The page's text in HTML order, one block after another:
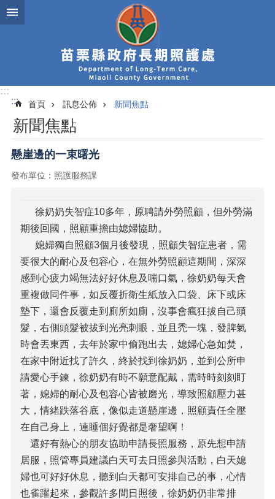
跳到主要內容區塊
:::
:::
首頁 訊息公佈 新聞焦點
新聞焦點
懸崖邊的一束曙光
發布單位：照護服務課
徐奶奶失智症10多年，原聘請外勞照顧，但外勞滿
期後回國，照顧重擔由媳婦協助。
媳婦獨自照顧3個月後發現，照顧失智症患者，需
要很大的耐心及包容心，在無外勞照顧這期間，深深
感到心疲力竭無法好好休息及喘口氣，徐奶奶每天會
重複做同件事，如反覆折衛生紙放入口袋、床下或床
墊下，還會反覆走到廁所如廁，沒事會瘋狂拔自己頭
髮，右側頭髮被拔到光亮刺眼，並且禿一塊，發脾氣
時會丟東西，去年於家中偷跑出去，媳婦心急如焚，
在家中附近找了許久，終於找到徐奶奶，並到公所申
請愛心手鍊，徐奶奶有時不願意配戴，需時時刻刻盯
著，媳婦的耐心及包容心皆被磨光，導致照顧壓力甚
大，情緒跌落谷底，像似走道懸崖邊，照顧責任全壓
在自己身上，連睡個好覺都是奢望啊！
還好有熱心的朋友協助申請長照服務，原先想申請
居服，照管專員建議白天可去日照參與活動，白天媳
婦也可好好休息，聽到白天都可安排自己的事，心情
也雀躍起來，參觀許多間日照後，徐奶奶仍非常排